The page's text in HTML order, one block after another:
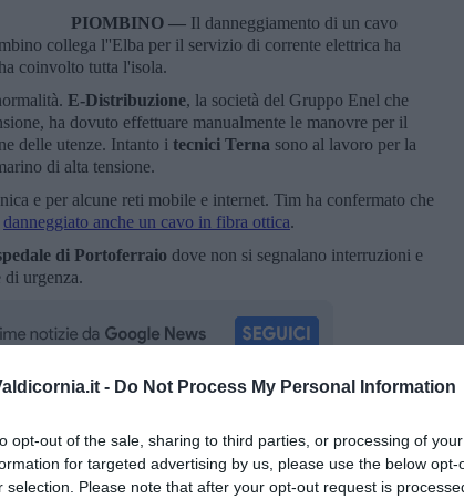
- Do Not Process My Personal Information
opt-out of the sale, sharing to third parties, or processing of
for targeted advertising by us, please use the below opt-
selection. Please note that after your opt-out request is
PIOMBINO — Il danneggiamento di un cavo
collega l''Elba per il servizio di corrente elettrica ha
coinvolto tutta l'isola.
E-Distribuzione, la società del Gruppo Enel che
ha dovuto effettuare manualmente le manovre per il
delle utenze. Intanto i tecnici Terna sono al lavoro per la
di alta tensione.
e per alcune reti mobile e internet. Tim ha confermato che
danneggiato anche un cavo in fibra ottica.
di Portoferraio dove non si segnalano interruzioni e
urgenza.
iscriviti alla
nella tua casella di posta.